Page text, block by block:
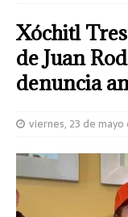
Xóchitl
de Juan
denuncia
viernes, 23 de mayo